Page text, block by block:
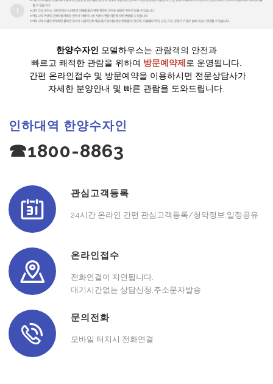
한양수자인 모델하우스는 관람객의 안전과
빠르고 쾌적한 관람을 위하여 방문예약제 로 운영됩니다.
간편 온라인접수 및 방문예약을 이용하시면 전문상담사가
자세한 분양안내 및 빠른 관람을 도와드립니다.
인하대역 한양수자인
☎1800-8863
관심고객등록
24시간 온라인 간편 관심고객등록/청약정보.일정공유
온라인접수
전화연결이 지연됩니다.
대기시간없는 상담신청,주소문자발송
문의전화
모바일 터치시 전화연결